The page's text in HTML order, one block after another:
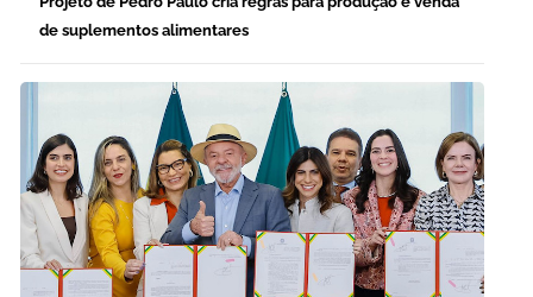
de suplementos alimentares